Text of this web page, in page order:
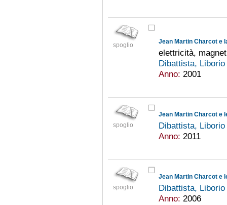
spoglio Jean Martin Charcot e
elettricità,
Dibattista, Liborio
Anno: 2001
spoglio
Jean Martin Charcot e
Dibattista, Liborio
Anno: 2011
spoglio
Jean Martin Charcot e
Dibattista, Liborio
Anno: 2006